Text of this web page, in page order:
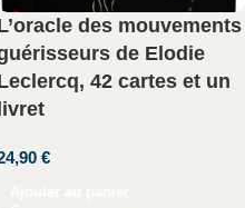
des mouvements
de Elodie
42 cartes et un
livret
€